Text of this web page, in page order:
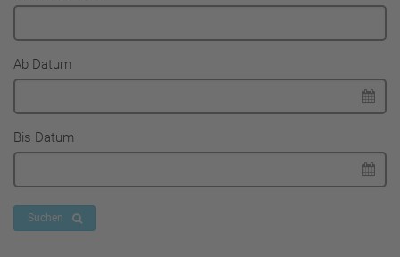
Ab Datum
Bis Datum
Suchen